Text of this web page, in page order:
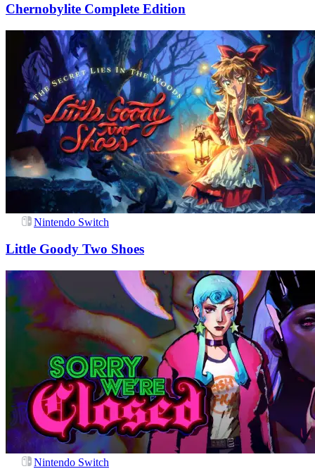
Chernobylite Complete Edition
Nintendo Switch
Little Goody Two Shoes
Nintendo Switch